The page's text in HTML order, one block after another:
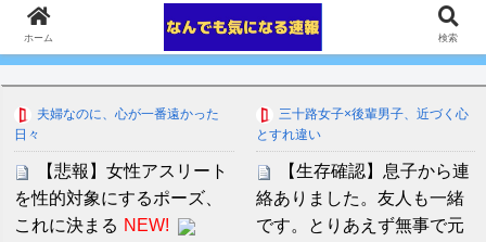
夫婦なのに、心が一番遠かった
日々
【悲報】女性アスリート
を性的対象にするポーズ、
これに決まる NEW!
三十路女子×後輩男子、近づく心
とすれ違い
【生存確認】息子から連
絡ありました。友人も一緒
です。とりあえず無事で元
ホーム 検索